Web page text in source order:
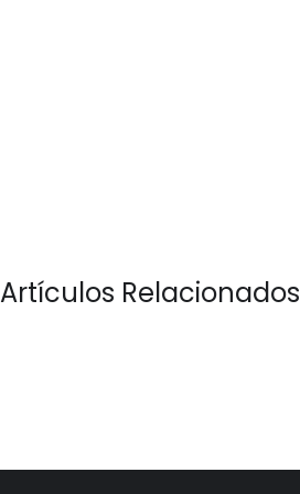
Artículos Relacionados